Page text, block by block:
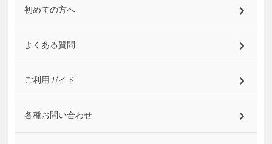
初めての方へ
よくある質問
ご利用ガイド
各種お問い合わせ